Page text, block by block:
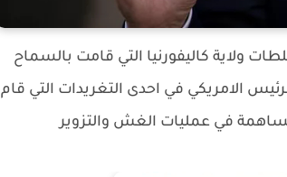
ولاية كاليفورنيا التي قامت بالسماح
الامريكي في احدى التغريدات التي قام
في عمليات الغش والتزوير